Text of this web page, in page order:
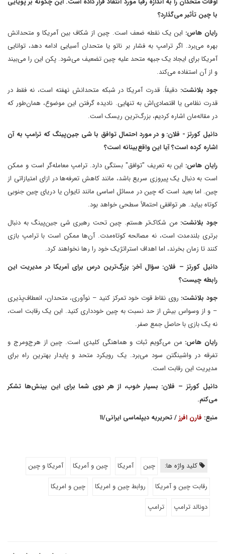
با چین تأثیر می‌گذارد؟
رایان هاس: این یک نقطه ضعف است. چین از شکاف بین آمریکا و متحدانش
بهره می‌برد. اگر ترامپ به فشار بر ناتو یا متحدان آسیایی ادامه دهد، توانایی
آمریکا برای ایجاد یک جبهه متحد علیه چین تضعیف می‌شود. پکن این را می‌بیند
و از آن استفاده می‌کند.
جود بلانشت: دقیقاً. قدرت آمریکا در شبکه متحدانش نهفته است، نه فقط در
قدرت نظامی یا اقتصادی‌اش به تنهایی. نادیده گرفتن این موضوع، همان‌طور که
در مقاله‌مان اشاره کردیم، بزرگ‌ترین ریسک است.
دانیل کورتز - فلان: و در مورد احتمال توافق با شی جین‌پینگ که ترامپ به آن
اشاره کرده است؟ آیا این واقع‌بینانه است؟
رایان هاس: این به تعریف "توافق" بستگی دارد. ترامپ معامله‌گر است و ممکن
است به دنبال یک پیروزی سریع باشد، مانند کاهش تعرفه‌ها در ازای امتیازاتی از
چین. اما بعید است که چین در مسائل اساسی مانند تایوان یا دریای چین جنوبی
کوتاه بیاید. هر توافقی احتمالاً سطحی خواهد بود.
جود بلانشت: من شکاک‌تر هستم. چین تحت رهبری شی جین‌پینگ به دنبال
برتری بلندمدت است، نه مصالحه کوتاه‌مدت. آن‌ها ممکن است با ترامپ بازی
کنند تا زمان بخرند، اما اهداف استراتژیک خود را رها نخواهند کرد.
دانیل کورتز – فلان: سؤال آخر: بزرگ‌ترین درس برای آمریکا در مدیریت این
رابطه چیست؟
جود بلانشت: روی نقاط قوت خود تمرکز کنید – نوآوری، متحدان، انعطاف‌پذیری
– و از وسواس بیش از حد نسبت به چین خودداری کنید. این یک رقابت است،
نه یک بازی با حاصل جمع صفر.
رایان هاس: من می‌گویم ثبات و هماهنگی کلیدی است. چین از هرج‌ومرج و
تفرقه در واشینگتن سود می‌برد. یک رویکرد متحد و پایدار بهترین راه برای
مدیریت این رقابت است.
دانیل کورتز – فلان: بسیار خوب، از هر دوی شما برای این بینش‌ها تشکر
می‌کنم.
منبع: فارن افرز/ تحریریه دیپلماسی ایرانی/۱۱
کلید واژه ها: چین آمریکا چین و آمریکا
آمریکا و چین
رقابت چین و آمریکا
روابط چین و امریکا
چین و امریکا
دونالد ترامپ
ترامپ